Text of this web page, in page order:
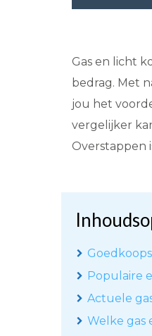
Gas en licht
bedrag. Met
jou het
vergelijker
Overstappen
Populaire
Actuele
Welke gas